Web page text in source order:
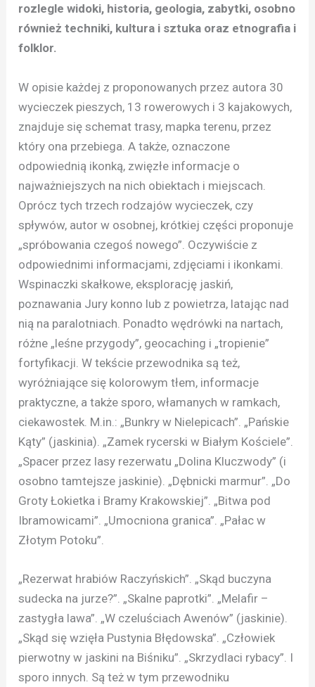
rozlegle widoki, historia, geologia, zabytki, osobno
również techniki, kultura i sztuka oraz etnografia i
folklor.
W opisie każdej z proponowanych przez autora 30
wycieczek pieszych, 13 rowerowych i 3 kajakowych,
znajduje się schemat trasy, mapka terenu, przez
który ona przebiega. A także, oznaczone
odpowiednią ikonką, zwięzłe informacje o
najważniejszych na nich obiektach i miejscach.
Oprócz tych trzech rodzajów wycieczek, czy
spływów, autor w osobnej, krótkiej części proponuje
„spróbowania czegoś nowego”. Oczywiście z
odpowiednimi informacjami, zdjęciami i ikonkami.
Wspinaczki skałkowe, eksplorację jaskiń,
poznawania Jury konno lub z powietrza, latając nad
nią na paralotniach. Ponadto wędrówki na nartach,
różne „leśne przygody”, geocaching i „tropienie”
fortyfikacji. W tekście przewodnika są też,
wyróżniające się kolorowym tłem, informacje
praktyczne, a także sporo, włamanych w ramkach,
ciekawostek. M.in.: „Bunkry w Nielepicach”. „Pańskie
Kąty” (jaskinia). „Zamek rycerski w Białym Kościele”.
„Spacer przez lasy rezerwatu „Dolina Kluczwody” (i
osobno tamtejsze jaskinie). „Dębnicki marmur”. „Do
Groty Łokietka i Bramy Krakowskiej”. „Bitwa pod
Ibramowicami”. „Umocniona granica”. „Pałac w
Złotym Potoku”.
„Rezerwat hrabiów Raczyńskich”. „Skąd buczyna
sudecka na jurze?”. „Skalne paprotki”. „Melafir –
zastygła lawa”. „W czeluściach Awenów” (jaskinie).
„Skąd się wzięła Pustynia Błędowska”. „Człowiek
pierwotny w jaskini na Biśniku”. „Skrzydlaci rybacy”. I
sporo innych. Są też w tym przewodniku